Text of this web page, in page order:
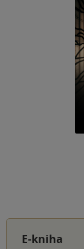
E-kniha